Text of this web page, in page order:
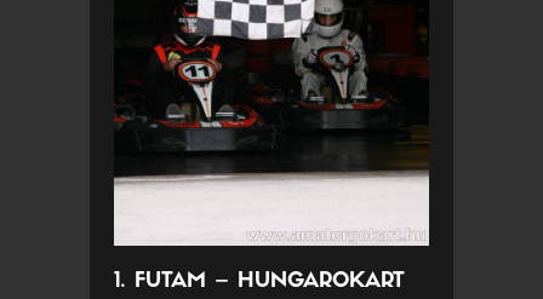
1. FUTAM – HUNGAROKART